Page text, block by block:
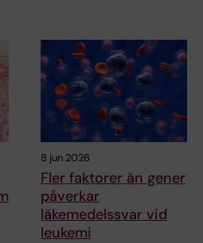
8 jun 2026
Fler faktorer än gener
påverkar
läkemedelssvar vid
leukemi